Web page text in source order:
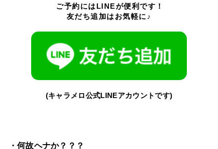
ご予約にはLINEが便利です！
友だち追加はお気軽に♪
(キャラメロ公式LINEアカウントです)
・何故ヘナか？？？